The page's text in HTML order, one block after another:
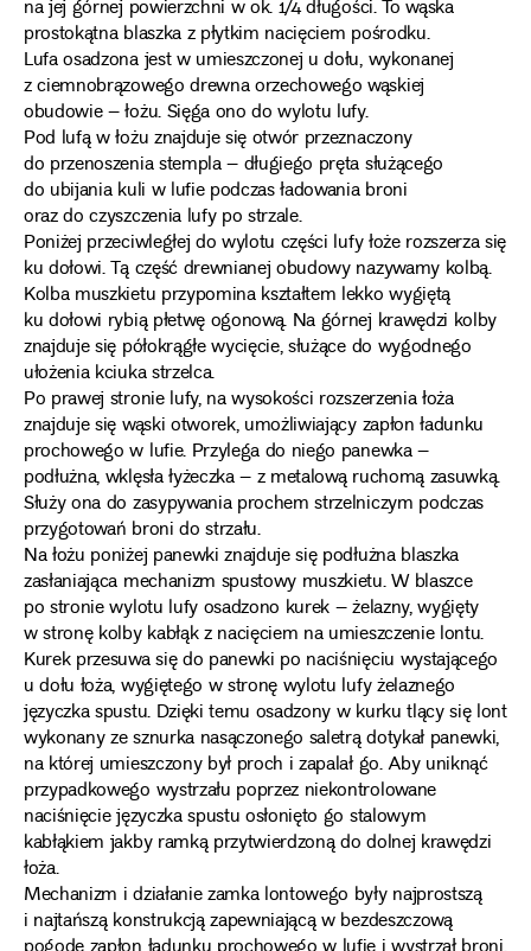
na jej górnej powierzchni w ok. 1/4 długości. To wąska
prostokątna blaszka z płytkim nacięciem pośrodku.
Lufa osadzona jest w umieszczonej u dołu, wykonanej
z ciemnobrązowego drewna orzechowego wąskiej
obudowie – łożu. Sięga ono do wylotu lufy.
Pod lufą w łożu znajduje się otwór przeznaczony
do przenoszenia stempla – długiego pręta służącego
do ubijania kuli w lufie podczas ładowania broni
oraz do czyszczenia lufy po strzale.
Poniżej przeciwległej do wylotu części lufy łoże rozszerza się
ku dołowi. Tą część drewnianej obudowy nazywamy kolbą.
Kolba muszkietu przypomina kształtem lekko wygiętą
ku dołowi rybią płetwę ogonową. Na górnej krawędzi kolby
znajduje się półokrągłe wycięcie, służące do wygodnego
ułożenia kciuka strzelca.
Po prawej stronie lufy, na wysokości rozszerzenia łoża
znajduje się wąski otworek, umożliwiający zapłon ładunku
prochowego w lufie. Przylega do niego panewka –
podłużna, wklęsła łyżeczka – z metalową ruchomą zasuwką.
Służy ona do zasypywania prochem strzelniczym podczas
przygotowań broni do strzału.
Na łożu poniżej panewki znajduje się podłużna blaszka
zasłaniająca mechanizm spustowy muszkietu. W blaszce
po stronie wylotu lufy osadzono kurek – żelazny, wygięty
w stronę kolby kabłąk z nacięciem na umieszczenie lontu.
Kurek przesuwa się do panewki po naciśnięciu wystającego
u dołu łoża, wygiętego w stronę wylotu lufy żelaznego
języczka spustu. Dzięki temu osadzony w kurku tlący się lont
wykonany ze sznurka nasączonego saletrą dotykał panewki,
na której umieszczony był proch i zapalał go. Aby uniknąć
przypadkowego wystrzału poprzez niekontrolowane
naciśnięcie języczka spustu osłonięto go stalowym
kabłąkiem jakby ramką przytwierdzoną do dolnej krawędzi
łoża.
Mechanizm i działanie zamka lontowego były najprostszą
i najtańszą konstrukcją zapewniającą w bezdeszczową